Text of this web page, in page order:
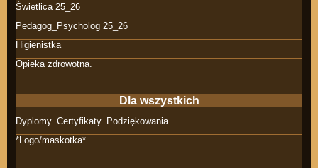
Świetlica 25_26
Pedagog_Psycholog 25_26
Higienistka
Opieka zdrowotna.
Dla wszystkich
Dyplomy. Certyfikaty. Podziękowania.
*Logo/maskotka*